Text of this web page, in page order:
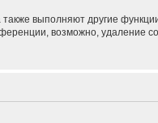
выполняют другие
возможно, удаление